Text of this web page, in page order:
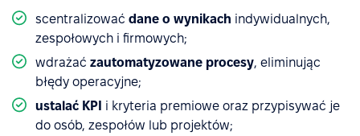
scentralizować dane o wynikach indywidualnych,
zespołowych i firmowych;
wdrażać zautomatyzowane procesy, eliminując
błędy operacyjne;
ustalać KPI i kryteria premiowe oraz przypisywać je
do osób, zespołów lub projektów;